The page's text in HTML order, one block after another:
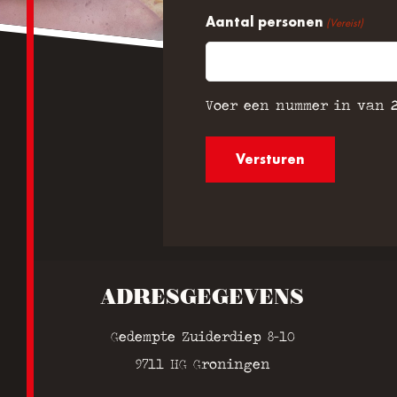
Aantal personen (Vereist)
Voer een nummer in van 2
ADRESGEGEVENS
Gedempte Zuiderdiep 8-10
9711 HG Groningen